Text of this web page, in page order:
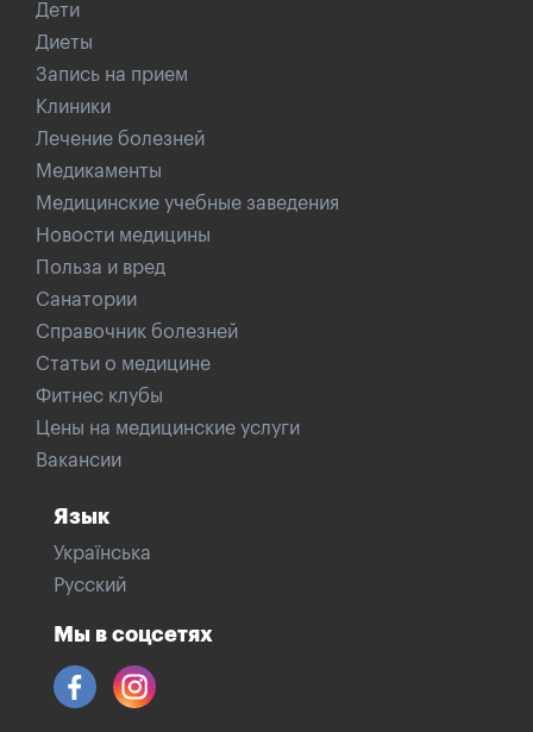
Дети
Диеты
Запись на прием
Клиники
Лечение болезней
Медикаменты
Медицинские учебные заведения
Новости медицины
Польза и вред
Санатории
Справочник болезней
Статьи о медицине
Фитнес клубы
Цены на медицинские услуги
Вакансии
Язык
Українська
Русский
Мы в соцсетях